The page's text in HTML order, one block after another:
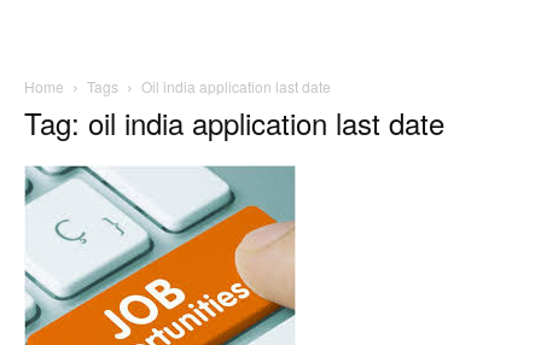
Home Tags Oil india application last date
Tag: oil india application last date